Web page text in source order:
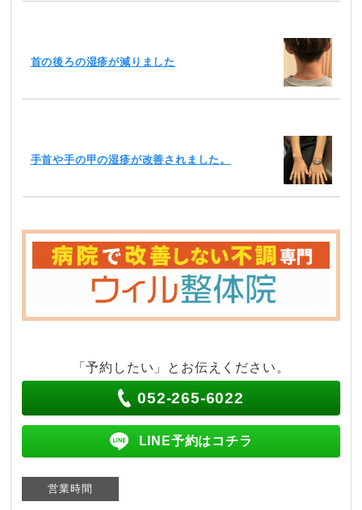
首の後ろの湿疹が減りました
手首や手の甲の湿疹が改善されました。
「予約したい」とお伝えください。
052-265-6022
LINE予約はコチラ
営業時間